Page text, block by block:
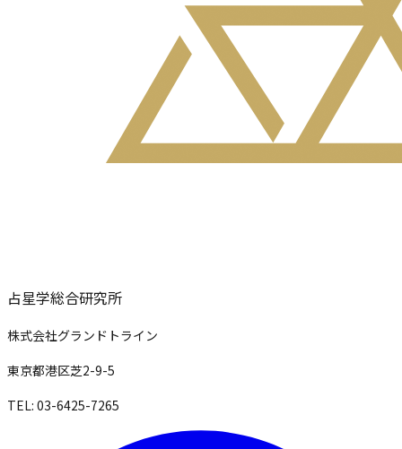
占星学総合研究所
株式会社グランドトライン
東京都港区芝2-9-5
TEL: 03-6425-7265